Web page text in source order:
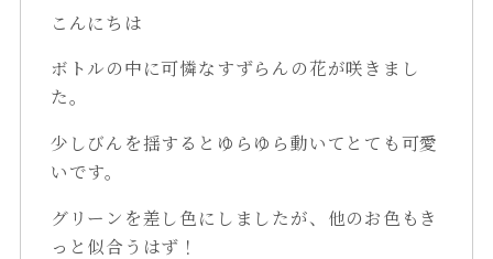
こんにちは
ボトルの中に可憐なすずらんの花が咲きまし
た。
少しびんを揺するとゆらゆら動いてとても可愛
いです。
グリーンを差し色にしましたが、他のお色もき
っと似合うはず！